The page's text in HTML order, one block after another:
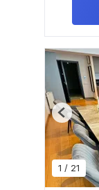
1 / 21
Previous